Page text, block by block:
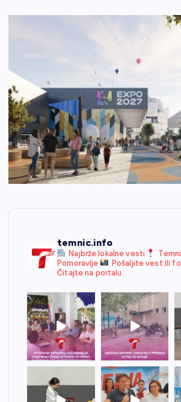
temnic.info
Najbrže lokalne vesti
Pomoravlje
Pošaljite vest ili
Čitajte na portalu